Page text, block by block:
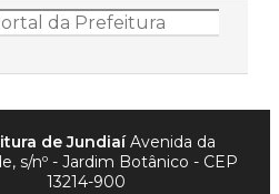
de JundiaíAvenida da
s/nº - Jardim Botânico - CEP
13214-900